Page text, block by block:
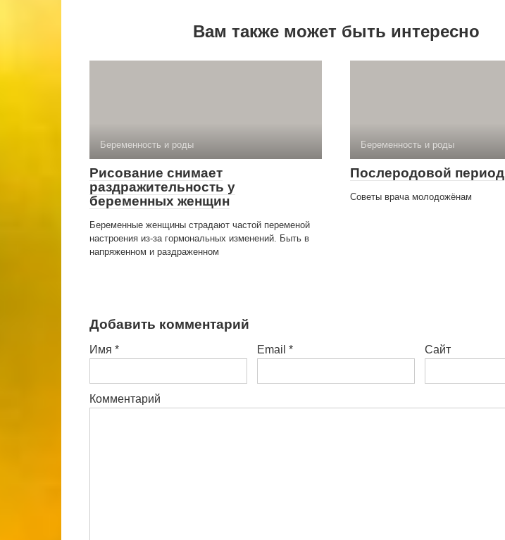
Вам также может быть интересно
Беременность и роды
Рисование снимает
раздражительность у
беременных женщин
Беременные женщины страдают частой переменой
настроения из-за гормональных изменений. Быть в
напряженном и раздраженном
Беременность и роды
Послеродовой период
Советы врача молодожёнам
Добавить комментарий
Имя * Email * Сайт
Комментарий